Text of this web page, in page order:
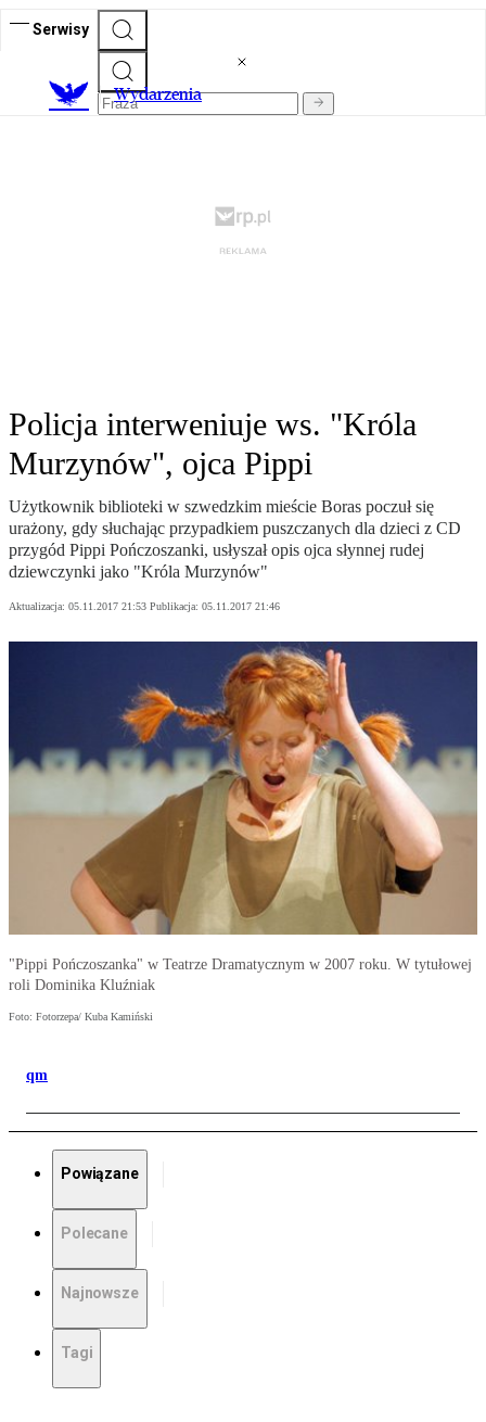
Serwisy
Wydarzenia
Policja interweniuje ws. "Króla
Murzynów", ojca Pippi
Użytkownik biblioteki w szwedzkim mieście Boras poczuł się
urażony, gdy słuchając przypadkiem puszczanych dla dzieci z CD
przygód Pippi Pończoszanki, usłyszał opis ojca słynnej rudej
dziewczynki jako "Króla Murzynów"
Aktualizacja: 05.11.2017 21:53 Publikacja: 05.11.2017 21:46
"Pippi Pończoszanka" w Teatrze Dramatycznym w 2007 roku. W tytułowej
roli Dominika Kluźniak
Foto: Fotorzepa/ Kuba Kamiński
qm
Powiązane
Polecane
Najnowsze
Tagi